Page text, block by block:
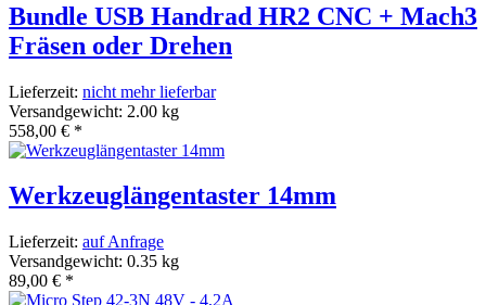
Bundle USB Handrad HR2 CNC + Mach3
Fräsen oder Drehen
Lieferzeit: nicht mehr lieferbar
Versandgewicht: 2.00 kg
558,00 € *
Werkzeuglängentaster 14mm
Lieferzeit: auf Anfrage
Versandgewicht: 0.35 kg
89,00 € *